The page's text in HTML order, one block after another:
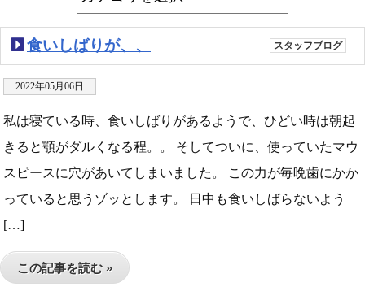
食いしばりが、、 スタッフブログ
2022年05月06日
私は寝ている時、食いしばりがあるようで、ひどい時は朝起
きると顎がダルくなる程。。 そしてついに、使っていたマウ
スピースに穴があいてしまいました。 この力が毎晩歯にかか
っていると思うゾッとします。 日中も食いしばらないよう
[…]
この記事を読む »